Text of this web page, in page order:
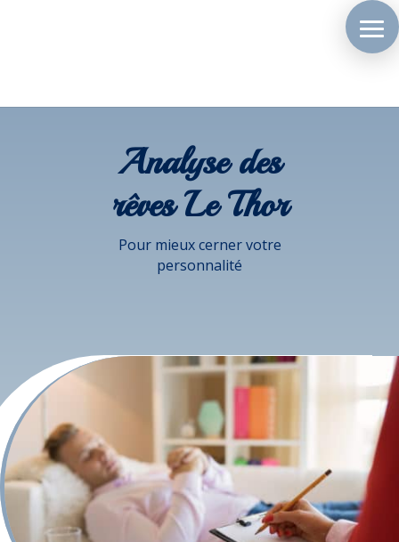
Analyse des
rêves Le Thor
Pour mieux cerner votre
personnalité